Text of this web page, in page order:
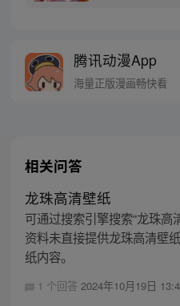
腾讯动漫App
海量正版漫画畅快看
相关问答
龙珠高清壁纸
可通过搜索引擎搜索“龙珠高
资料未直接提供龙珠高清壁
纸内容。
1 个回答 2024年10月19日